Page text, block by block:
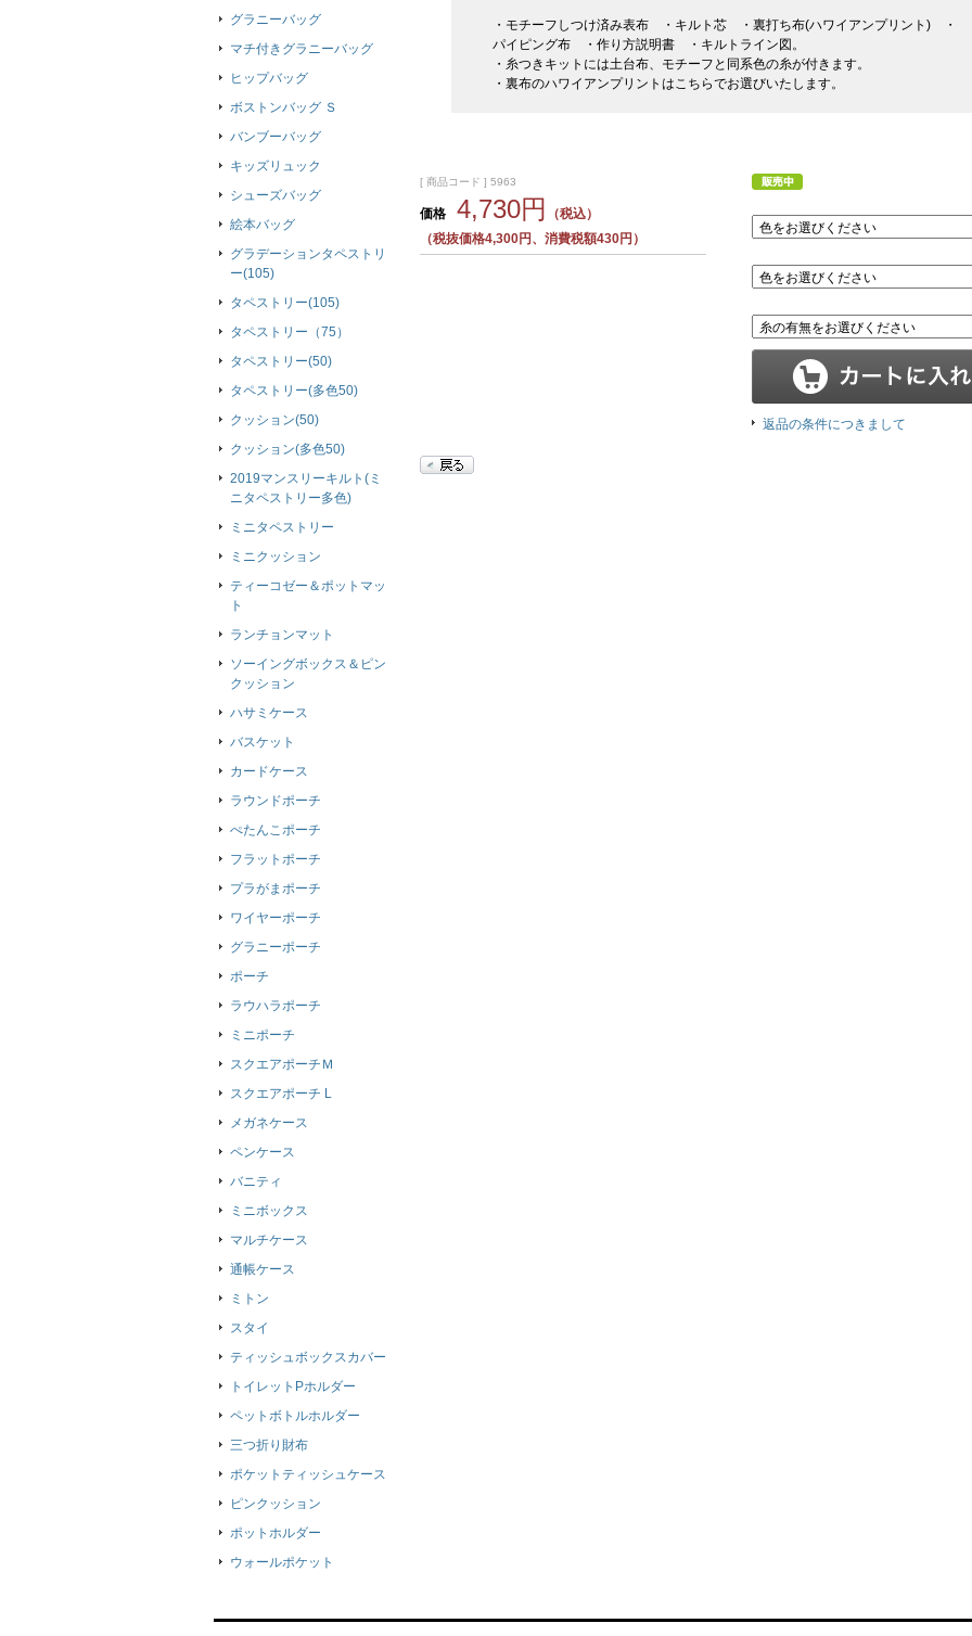
・モチーフしつけ済み表布 ・キルト芯 ・裏打ち布(ハワイアンプリント) ・
パイピング布 ・作り方説明書 ・キルトライン図。
・糸つきキットには土台布、モチーフと同系色の糸が付きます。
・裏布のハワイアンプリントはこちらでお選びいたします。
[ 商品コード ] 5963
価格 4,730円
（税込）
（税抜価格4,300円、消費税額430円）
返品の条件につきまして
グラニーバッグ
マチ付きグラニーバッグ
ヒップバッグ
ボストンバッグ Ｓ
バンブーバッグ
キッズリュック
シューズバッグ
絵本バッグ
グラデーションタペストリ
ー(105)
タペストリー(105)
タペストリー（75）
タペストリー(50)
タペストリー(多色50)
クッション(50)
クッション(多色50)
2019マンスリーキルト(ミ
ニタペストリー多色)
ミニタペストリー
ミニクッション
ティーコゼー＆ポットマッ
ト
ランチョンマット
ソーイングボックス＆ピン
クッション
ハサミケース
バスケット
カードケース
ラウンドポーチ
ぺたんこポーチ
フラットポーチ
プラがまポーチ
ワイヤーポーチ
グラニーポーチ
ポーチ
ラウハラポーチ
ミニポーチ
スクエアポーチＭ
スクエアポーチ L
メガネケース
ペンケース
バニティ
ミニボックス
マルチケース
通帳ケース
ミトン
スタイ
ティッシュボックスカバー
トイレットPホルダー
ペットボトルホルダー
三つ折り財布
ポケットティッシュケース
ピンクッション
ポットホルダー
ウォールポケット